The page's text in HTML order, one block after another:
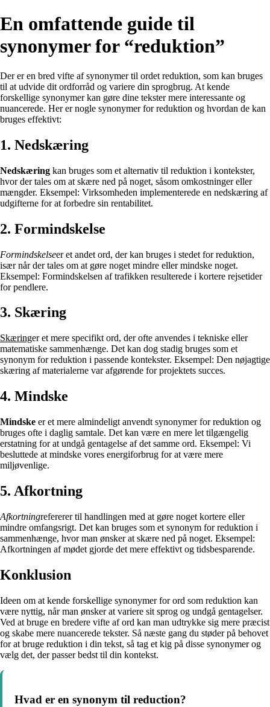
En omfattende guide til
synonymer for “reduktion”
Der er en bred vifte af synonymer til ordet reduktion, som kan bruges
til at udvide dit ordforråd og variere din sprogbrug. At kende
forskellige synonymer kan gøre dine tekster mere interessante og
nuancerede. Her er nogle synonymer for reduktion og hvordan de kan
bruges effektivt:
1. Nedskæring
Nedskæring kan bruges som et alternativ til reduktion i kontekster,
hvor der tales om at skære ned på noget, såsom omkostninger eller
mængder. Eksempel: Virksomheden implementerede en nedskæring af
udgifterne for at forbedre sin rentabilitet.
2. Formindskelse
Formindskelseer et andet ord, der kan bruges i stedet for reduktion,
især når der tales om at gøre noget mindre eller mindske noget.
Eksempel: Formindskelsen af trafikken resulterede i kortere rejsetider
for pendlere.
3. Skæring
Skæringer et mere specifikt ord, der ofte anvendes i tekniske eller
matematiske sammenhænge. Det kan dog stadig bruges som et
synonym for reduktion i passende kontekster. Eksempel: Den nøjagtige
skæring af materialerne var afgørende for projektets succes.
4. Mindske
Mindske er et mere almindeligt anvendt synonymer for reduktion og
bruges ofte i daglig samtale. Det kan være en mere let tilgængelig
erstatning for at undgå gentagelse af det samme ord. Eksempel: Vi
besluttede at mindske vores energiforbrug for at være mere
miljøvenlige.
5. Afkortning
Afkortningrefererer til handlingen med at gøre noget kortere eller
mindre omfangsrigt. Det kan bruges som et synonym for reduktion i
sammenhænge, hvor man ønsker at skære ned på noget. Eksempel:
Afkortningen af mødet gjorde det mere effektivt og tidsbesparende.
Konklusion
Ideen om at kende forskellige synonymer for ord som reduktion kan
være nyttig, når man ønsker at variere sit sprog og undgå gentagelser.
Ved at bruge en bredere vifte af ord kan man udtrykke sig mere præcist
og skabe mere nuancerede tekster. Så næste gang du støder på behovet
for at bruge reduktion i din tekst, så tag et kig på disse synonymer og
vælg det, der passer bedst til din kontekst.
Hvad er en synonym til reduction?